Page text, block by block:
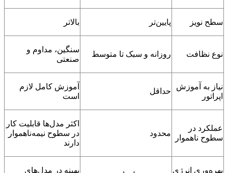
سطح نویز پایین‌تر بالاتر
نوع نظافت روزانه و سبک تا متوسط
سنگین، مداوم و
صنعتی
نیاز به آموزش
اپراتور
حداقل
آموزش کامل لازم
است
عملکرد در
سطوح ناهموار
محدود
اکثر مدل‌ها قابلیت کار
در سطوح نیمه‌ناهموار
دارند
بهره‌وری انرژی بهینه در مدل‌های